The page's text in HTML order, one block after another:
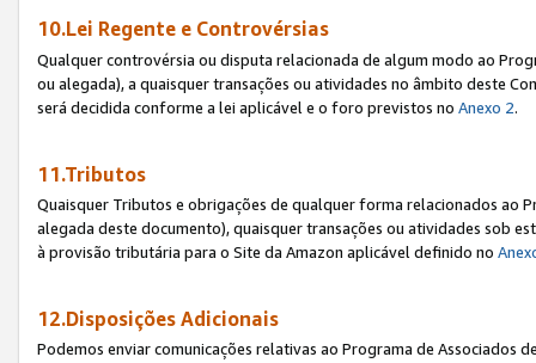
10.Lei Regente e Controvérsias
Qualquer controvérsia ou disputa relacionada de algum modo ao
ou alegada), a quaisquer transações ou atividades no âmbito deste
será decidida conforme a lei aplicável e o foro previstos no Anexo 2.
11.Tributos
Quaisquer Tributos e obrigações de qualquer forma relacionados ao
alegada deste documento), quaisquer transações ou atividades sob
à provisão tributária para o Site da Amazon aplicável definido no
12.Disposições Adicionais
Podemos enviar comunicações relativas ao Programa de Associados